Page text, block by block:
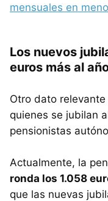
mensuales en
Los nuevos
euros más al
Otro dato
quienes se jubilan
pensionistas
Actualmente, la
ronda los 1.058
que las nuevas